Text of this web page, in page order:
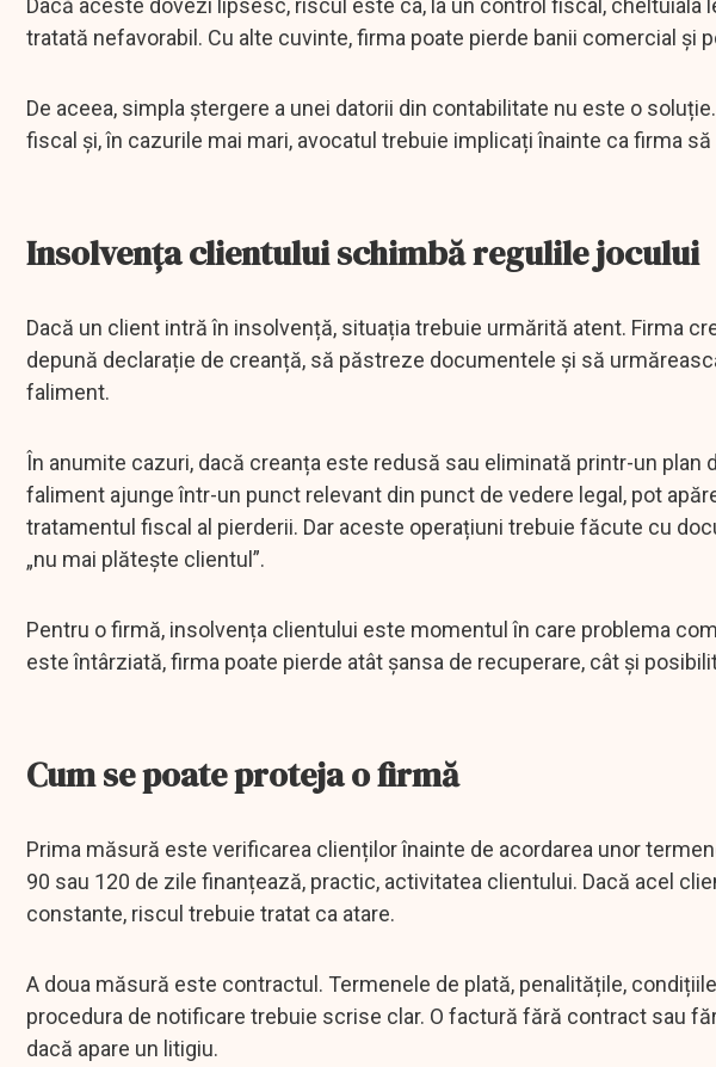
Dacă aceste dovezi lipsesc, riscul este ca, la un control fiscal,
tratată nefavorabil. Cu alte cuvinte, firma poate pierde banii comercial și
De aceea, simpla ștergere a unei datorii din contabilitate nu este o
fiscal și, în cazurile mai mari, avocatul trebuie implicați înainte ca firma
Insolvența clientului schimbă regulile jocului
Dacă un client intră în insolvență, situația trebuie urmărită atent. Firma
depună declarație de creanță, să păstreze documentele și să
faliment.
În anumite cazuri, dacă creanța este redusă sau eliminată printr-un
faliment ajunge într-un punct relevant din punct de vedere legal, pot
tratamentul fiscal al pierderii. Dar aceste operațiuni trebuie făcute cu
„nu mai plătește clientul”.
Pentru o firmă, insolvența clientului este momentul în care problema
este întârziată, firma poate pierde atât șansa de recuperare, cât și
Cum se poate proteja o firmă
Prima măsură este verificarea clienților înainte de acordarea unor
90 sau 120 de zile finanțează, practic, activitatea clientului. Dacă acel
constante, riscul trebuie tratat ca atare.
A doua măsură este contractul. Termenele de plată, penalitățile,
procedura de notificare trebuie scrise clar. O factură fără contract sau
dacă apare un litigiu.